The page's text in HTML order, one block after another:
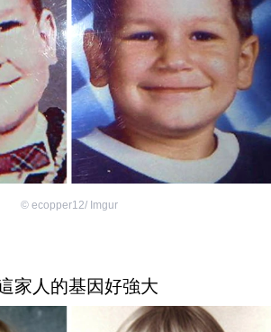
© ecopper12/ Imgur
家人的基因好強大